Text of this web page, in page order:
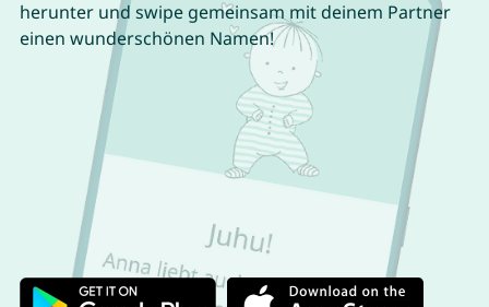
herunter und swipe gemeinsam mit deinem Partner
einen wunderschönen Namen!